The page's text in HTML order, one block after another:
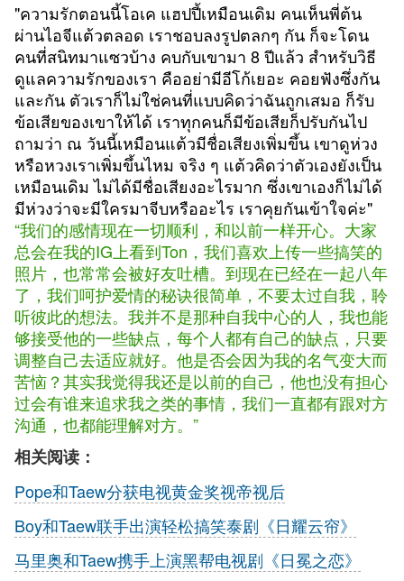
"ความรักตอนนี้โอเค แฮปปี้เหมือนเดิม คนเห็นพี่ต้น
ผ่านไอจีแต้วตลอด เราชอบลงรูปตลกๆ กัน ก็จะโดน
คนที่สนิทมาแซวบ้าง คบกับเขามา 8 ปีแล้ว สำหรับวิธี
ดูแลความรักของเรา คืออย่ามีอีโก้เยอะ คอยฟังซึ่งกัน
และกัน ตัวเราก็ไม่ใช่คนที่แบบคิดว่าฉันถูกเสมอ ก็รับ
ข้อเสียของเขาให้ได้ เราทุกคนก็มีข้อเสียก็ปรับกันไป
ถามว่า ณ วันนี้เหมือนแต้วมีชื่อเสียงเพิ่มขึ้น เขาดูห่วง
หรือหวงเราเพิ่มขึ้นไหม จริง ๆ แต้วคิดว่าตัวเองยังเป็น
เหมือนเดิม ไม่ได้มีชื่อเสียงอะไรมาก ซึ่งเขาเองก็ไม่ได้
มีห่วงว่าจะมีใครมาจีบหรืออะไร เราคุยกันเข้าใจค่ะ"
“我们的感情现在一切顺利，和以前一样开心。大家
总会在我的IG上看到Ton，我们喜欢上传一些搞笑的
照片，也常常会被好友吐槽。到现在已经在一起八年
了，我们呵护爱情的秘诀很简单，不要太过自我，聆
听彼此的想法。我并不是那种自我中心的人，我也能
够接受他的一些缺点，每个人都有自己的缺点，只要
调整自己去适应就好。他是否会因为我的名气变大而
苦恼？其实我觉得我还是以前的自己，他也没有担心
过会有谁来追求我之类的事情，我们一直都有跟对方
沟通，也都能理解对方。”
相关阅读：
Pope和Taew分获电视黄金奖视帝视后
Boy和Taew联手出演轻松搞笑泰剧《日耀云帘》
马里奥和Taew携手上演黑帮电视剧《日冕之恋》